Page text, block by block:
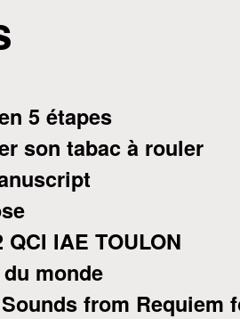
5 étapes
son tabac à rouler
IAE TOULON
monde
from Requiem